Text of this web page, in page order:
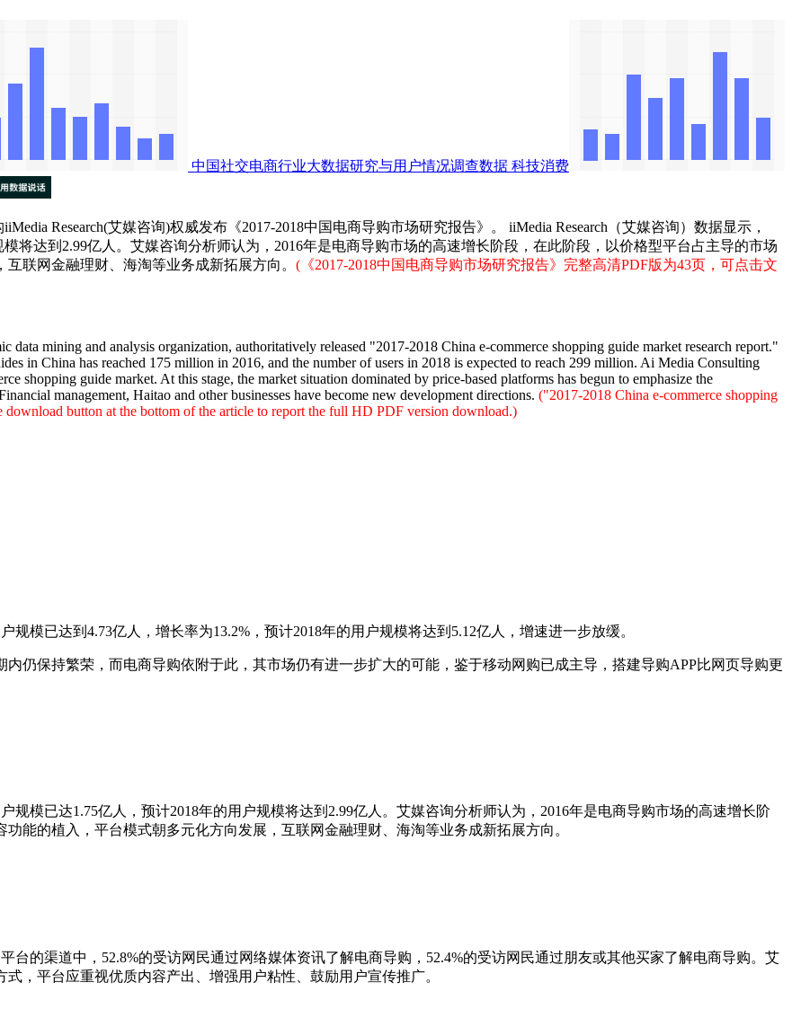
中国社交电商行业大数据研究与用户情况调查数据 科技消费
Research(艾媒咨询)权威发布《2017-2018中国电商导购市场研究报告》。 iiMedia Research（艾媒咨询）数据显示，
将达到2.99亿人。艾媒咨询分析师认为，2016年是电商导购市场的高速增长阶段，在此阶段，以价格型平台占主导的市场
联网金融理财、海淘等业务成新拓展方向。 (《2017-2018中国电商导购市场研究报告》完整高清PDF版为43页，可点击文
mining and analysis organization, authoritatively released "2017-2018 China e-commerce shopping guide market research report."
in China has reached 175 million in 2016, and the number of users in 2018 is expected to reach 299 million. Ai Media Consulting
shopping guide market. At this stage, the market situation dominated by price-based platforms has begun to emphasize the
management, Haitao and other businesses have become new development directions. ("2017-2018 China e-commerce shopping
button at the bottom of the article to report the full HD PDF version download.)
模已达到4.73亿人，增长率为13.2%，预计2018年的用户规模将达到5.12亿人，增速进一步放缓。
保持繁荣，而电商导购依附于此，其市场仍有进一步扩大的可能，鉴于移动网购已成主导，搭建导购APP比网页导购更
模已达1.75亿人，预计2018年的用户规模将达到2.99亿人。艾媒咨询分析师认为，2016年是电商导购市场的高速增长阶
能的植入，平台模式朝多元化方向发展，互联网金融理财、海淘等业务成新拓展方向。
的渠道中，52.8%的受访网民通过网络媒体资讯了解电商导购，52.4%的受访网民通过朋友或其他买家了解电商导购。艾
，平台应重视优质内容产出、增强用户粘性、鼓励用户宣传推广。